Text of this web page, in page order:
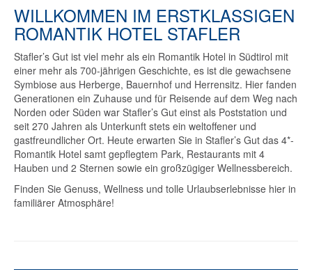
WILLKOMMEN IM ERSTKLASSIGEN
ROMANTIK HOTEL STAFLER
Stafler’s Gut ist viel mehr als ein Romantik Hotel in Südtirol mit
einer mehr als 700-jährigen Geschichte, es ist die gewachsene
Symbiose aus Herberge, Bauernhof und Herrensitz. Hier fanden
Generationen ein Zuhause und für Reisende auf dem Weg nach
Norden oder Süden war Stafler’s Gut einst als Poststation und
seit 270 Jahren als Unterkunft stets ein weltoffener und
gastfreundlicher Ort. Heute erwarten Sie in Stafler’s Gut das 4*-
Romantik Hotel samt gepflegtem Park, Restaurants mit 4
Hauben und 2 Sternen sowie ein großzügiger Wellnessbereich.
Finden Sie Genuss, Wellness und tolle Urlaubserlebnisse hier in
familiärer Atmosphäre!